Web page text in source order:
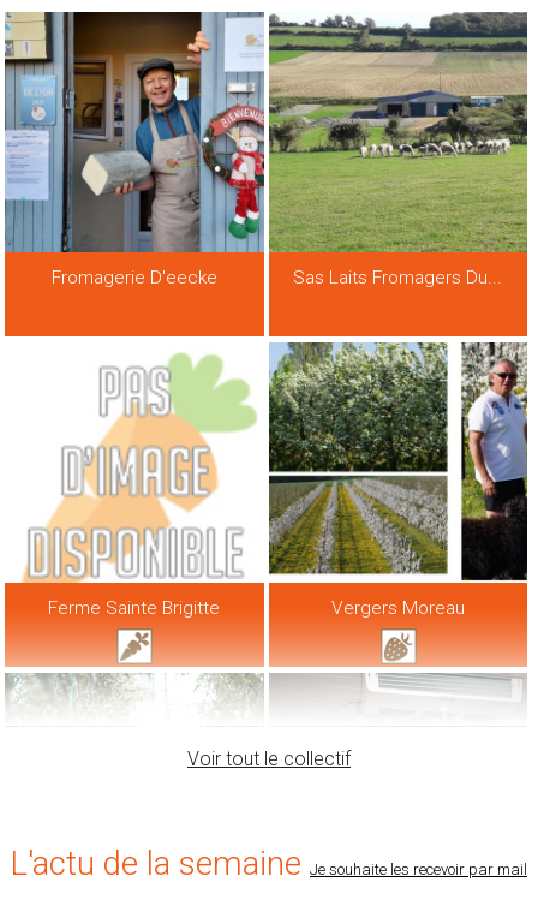
Fromagerie D'eecke Sas Laits Fromagers Du...
Ferme Sainte Brigitte Vergers Moreau
Voir tout le collectif
L'actu de la semaine Je souhaite les recevoir par mail